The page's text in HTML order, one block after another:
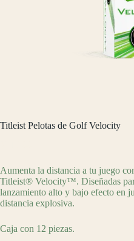
Titleist Pelotas de Golf Velocity
Aumenta la distancia a tu juego
Titleist® Velocity™. Diseñadas
lanzamiento alto y bajo efecto en
distancia explosiva.
Caja con 12 piezas.